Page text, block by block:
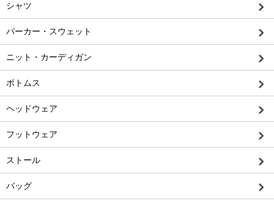
シャツ
パーカー・スウェット
ニット・カーディガン
ボトムス
ヘッドウェア
フットウェア
ストール
バッグ